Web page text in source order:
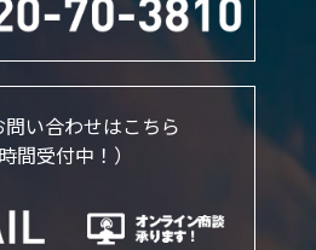
問い合わせはこちら
間受付中！）